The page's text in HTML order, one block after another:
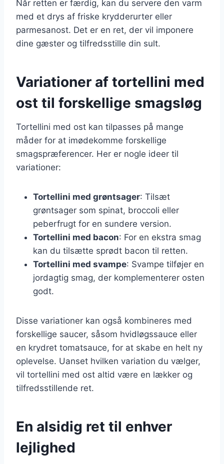
Når retten er færdig, kan du servere den varm
med et drys af friske krydderurter eller
parmesanost. Det er en ret, der vil imponere
dine gæster og tilfredsstille din sult.
Variationer af tortellini med
ost til forskellige smagsløg
Tortellini med ost kan tilpasses på mange
måder for at imødekomme forskellige
smagspræferencer. Her er nogle ideer til
variationer:
Tortellini med grøntsager: Tilsæt
grøntsager som spinat, broccoli eller
peberfrugt for en sundere version.
Tortellini med bacon: For en ekstra smag
kan du tilsætte sprødt bacon til retten.
Tortellini med svampe: Svampe tilføjer en
jordagtig smag, der komplementerer osten
godt.
Disse variationer kan også kombineres med
forskellige saucer, såsom hvidløgssauce eller
en krydret tomatsauce, for at skabe en helt ny
oplevelse. Uanset hvilken variation du vælger,
vil tortellini med ost altid være en lækker og
tilfredsstillende ret.
En alsidig ret til enhver
lejlighed